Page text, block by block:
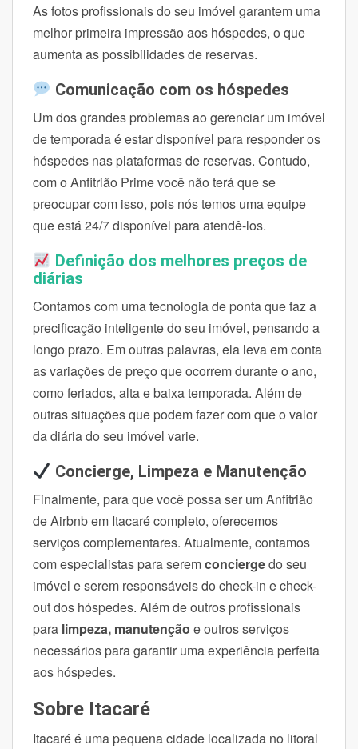
As fotos profissionais do seu imóvel garantem uma
melhor primeira impressão aos hóspedes, o que
aumenta as possibilidades de reservas.
Comunicação com os hóspedes
Um dos grandes problemas ao gerenciar um imóvel
de temporada é estar disponível para responder os
hóspedes nas plataformas de reservas. Contudo,
com o Anfitrião Prime você não terá que se
preocupar com isso, pois nós temos uma equipe
que está 24/7 disponível para atendê-los.
Definição dos melhores preços de
diárias
Contamos com uma tecnologia de ponta que faz a
precificação inteligente do seu imóvel, pensando a
longo prazo. Em outras palavras, ela leva em conta
as variações de preço que ocorrem durante o ano,
como feriados, alta e baixa temporada. Além de
outras situações que podem fazer com que o valor
da diária do seu imóvel varie.
Concierge, Limpeza e Manutenção
Finalmente, para que você possa ser um Anfitrião
de Airbnb em Itacaré completo, oferecemos
serviços complementares. Atualmente, contamos
com especialistas para seremconciergedo seu
imóvel e serem responsáveis do check-in e check-
out dos hóspedes. Além de outros profissionais
para limpeza, manutenção e outros serviços
necessários para garantir uma experiência perfeita
aos hóspedes.
Sobre Itacaré
Itacaré é uma pequena cidade localizada no litoral